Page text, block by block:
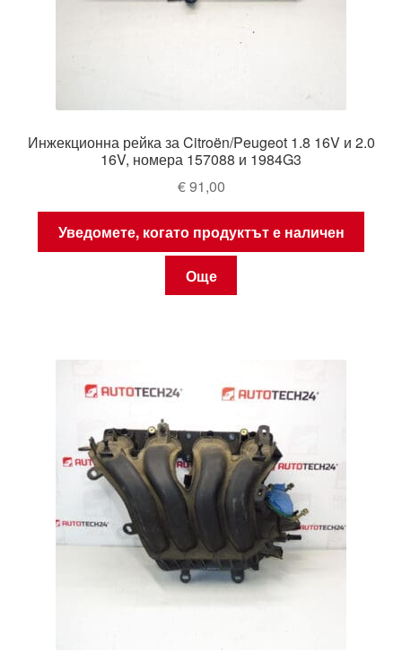
Инжекционна рейка за Citroën/Peugeot 1.8 16V и 2.0
16V, номера 157088 и 1984G3
€91,00
Уведомете, когато продуктът е наличен
Още